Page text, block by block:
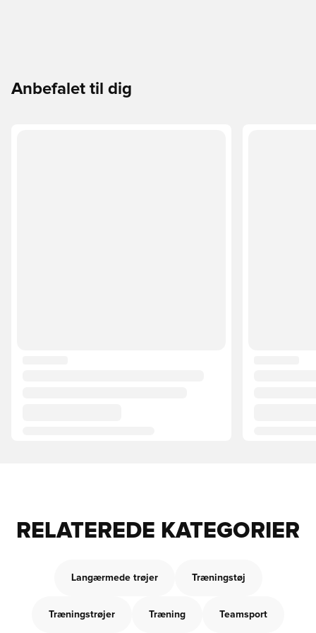
Anbefalet til dig
RELATEREDE KATEGORIER
Langærmede trøjer Træningstøj
Træningstrøjer Træning Teamsport